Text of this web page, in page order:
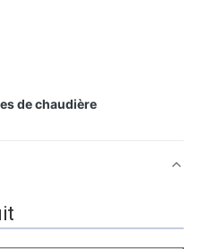
de chaudière